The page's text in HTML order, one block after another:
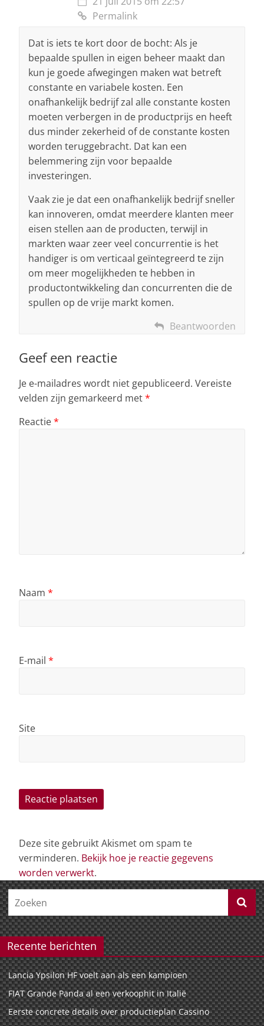
Permalink
Dat is iets te kort door de bocht: Als je
bepaalde spullen in eigen beheer maakt dan
kun je goede afwegingen maken wat betreft
constante en variabele kosten. Een
onafhankelijk bedrijf zal alle constante kosten
moeten verbergen in de productprijs en heeft
dus minder zekerheid of de constante kosten
worden teruggebracht. Dat kan een
belemmering zijn voor bepaalde
investeringen.
Vaak zie je dat een onafhankelijk bedrijf sneller
kan innoveren, omdat meerdere klanten meer
eisen stellen aan de producten, terwijl in
markten waar zeer veel concurrentie is het
handiger is om verticaal geïntegreerd te zijn
om meer mogelijkheden te hebben in
productontwikkeling dan concurrenten die de
spullen op de vrije markt komen.
Beantwoorden
Geef een reactie
Je e-mailadres wordt niet gepubliceerd. Vereiste
velden zijn gemarkeerd met*
Reactie*
Naam *
E-mail *
Site
Deze site gebruikt Akismet om spam te
verminderen. Bekijk hoe je reactie gegevens
worden verwerkt.
Recente berichten
Lancia Ypsilon HF voelt aan als een kampioen
FIAT Grande Panda al een verkoophit in Italië
Eerste concrete details over productieplan Cassino